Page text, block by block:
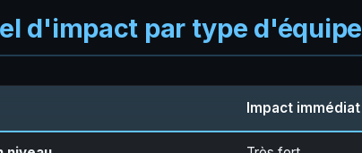
d'impact par type d'équipe
Impact immédiat